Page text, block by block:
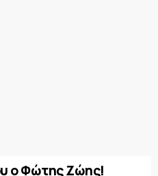
ο Φώτης Ζώης!